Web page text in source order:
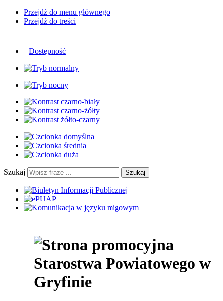
Przejdź do menu głównego
Przejdź do treści
Dostępność
Szukaj Szukaj